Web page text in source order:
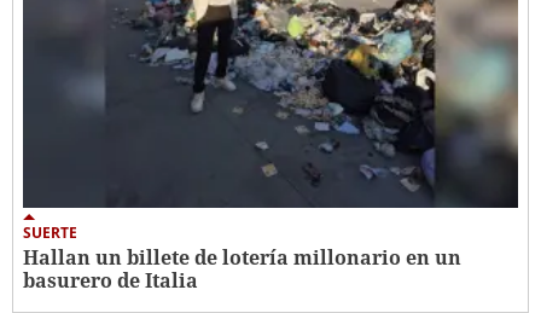
SUERTE
Hallan un billete de lotería millonario en un
basurero de Italia